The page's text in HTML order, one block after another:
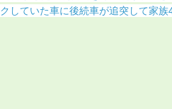
していた車に後続車が追突して家族